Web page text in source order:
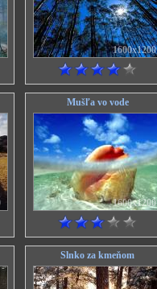
1600x1200
Mušľa vo vode
1600x1200
Slnko za kmeňom